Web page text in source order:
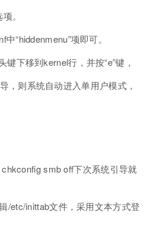
。
“hiddenmenu”项即可。
下移到kernel行，并按“e”键，
，则系统自动进入单用户模式，
smb off下次系统引导就
/etc/inittab文件，采用文本方式登